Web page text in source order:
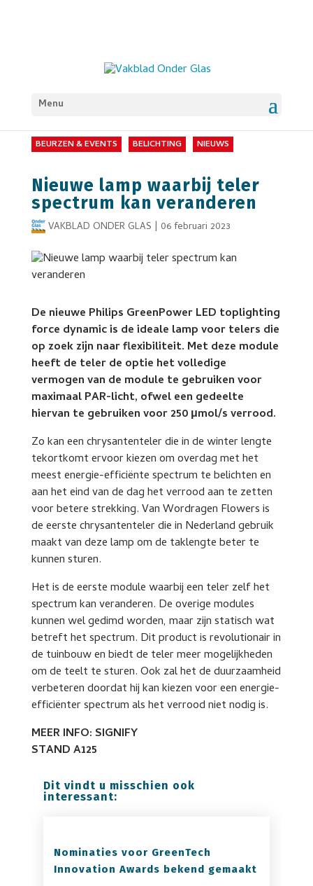
Menu
BEURZEN & EVENTS BELICHTING NIEUWS
Nieuwe lamp waarbij teler
spectrum kan veranderen
VAKBLAD ONDER GLAS | 06 februari 2023
De nieuwe Philips GreenPower LED toplighting
force dynamic is de ideale lamp voor telers die
op zoek zijn naar flexibiliteit. Met deze module
heeft de teler de optie het volledige
vermogen van de module te gebruiken voor
maximaal PAR-licht, ofwel een gedeelte
hiervan te gebruiken voor 250 μmol/s verrood.
Zo kan een chrysantenteler die in de winter lengte
tekortkomt ervoor kiezen om overdag met het
meest energie-efficiënte spectrum te belichten en
aan het eind van de dag het verrood aan te zetten
voor betere strekking. Van Wordragen Flowers is
de eerste chrysantenteler die in Nederland gebruik
maakt van deze lamp om de taklengte beter te
kunnen sturen.
Het is de eerste module waarbij een teler zelf het
spectrum kan veranderen. De overige modules
kunnen wel gedimd worden, maar zijn statisch wat
betreft het spectrum. Dit product is revolutionair in
de tuinbouw en biedt de teler meer mogelijkheden
om de teelt te sturen. Ook zal het de duurzaamheid
verbeteren doordat hij kan kiezen voor een energie-
efficiënter spectrum als het verrood niet nodig is.
MEER INFO: SIGNIFY
STAND A125
Dit vindt u misschien ook
interessant:
Nominaties voor GreenTech
Innovation Awards bekend gemaakt